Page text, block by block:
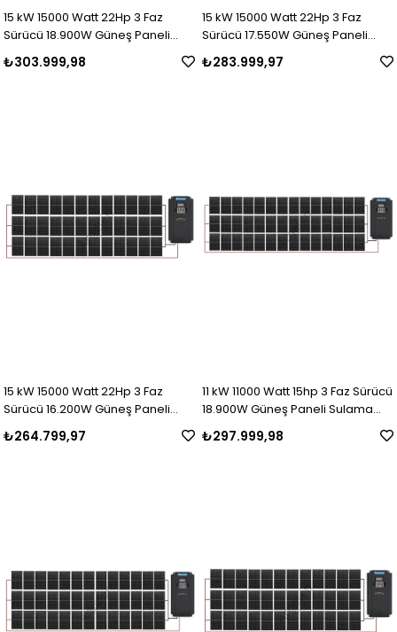
15 kW 15000 Watt 22Hp 3 Faz
Sürücü 18.900W Güneş Paneli
₺303.999,98
15 kW 15000 Watt 22Hp 3 Faz
Sürücü 17.550W Güneş Paneli
₺283.999,97
15 kW 15000 Watt 22Hp 3 Faz
Sürücü 16.200W Güneş Paneli
Sulama Paket-20
₺264.799,97
11 kW 11000 Watt 15hp 3 Faz Sürücü
18.900W Güneş Paneli Sulama
paket-19
₺297.999,98